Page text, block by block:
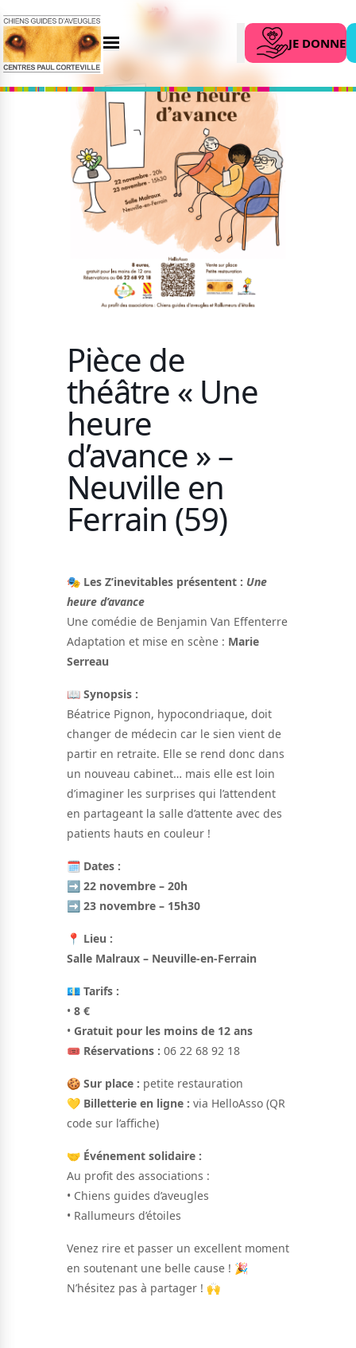
Menu Search JE DONNE
L’association
Qui sommes-nous ?
Nos partenaires
Nos centres
Nos remises
Nos dernières actus
Nos solutions
Le chien guide d’aveugle
La canne blanche
électronique
Le Bemob
Formation & Rééducation
fonctionnelle
Formation
Nous aider
Faire un don
Legs et assurance vie
Organiser une
collecte
Parrainer un futur
chien guide
Devenir famille
Tout savoir
série
Nous contacter
Pièce de
théâtre « Une
heure
d’avance » –
Neuville en
Ferrain (59)
🎭 Les Z’inevitables présentent : Une
heure d’avance
Une comédie de Benjamin Van Effenterre
Adaptation et mise en scène : Marie
Serreau
📖 Synopsis :
Béatrice Pignon, hypocondriaque, doit
changer de médecin car le sien vient de
partir en retraite. Elle se rend donc dans
un nouveau cabinet… mais elle est loin
d’imaginer les surprises qui l’attendent
en partageant la salle d’attente avec des
patients hauts en couleur !
🗓 Dates :
➡️ 22 novembre – 20h
➡️ 23 novembre – 15h30
📍 Lieu :
Salle Malraux – Neuville-en-Ferrain
💶 Tarifs :
• 8 €
• Gratuit pour les moins de 12 ans
🎟 Réservations : 06 22 68 92 18
🍪 Sur place : petite restauration
💛 Billetterie en ligne : via HelloAsso (QR
code sur l’affiche)
🤝 Événement solidaire :
Au profit des associations :
• Chiens guides d’aveugles
• Rallumeurs d’étoiles
Venez rire et passer un excellent moment
en soutenant une belle cause ! 🎉
N’hésitez pas à partager ! 🙌